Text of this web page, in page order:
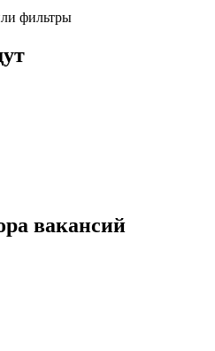
фильтры
вакансий